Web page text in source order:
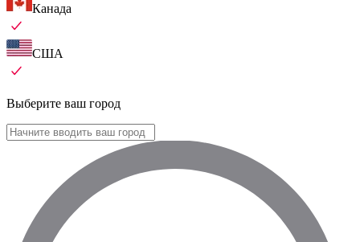
Канада
США
Выберите ваш город